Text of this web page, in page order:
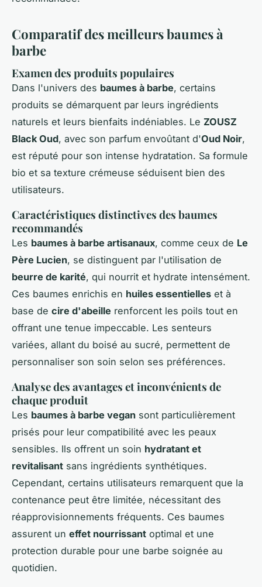
Comparatif des meilleurs baumes à
barbe
Examen des produits populaires
Dans l'univers des baumes à barbe, certains
produits se démarquent par leurs ingrédients
naturels et leurs bienfaits indéniables. Le ZOUSZ
Black Oud, avec son parfum envoûtant d'Oud Noir,
est réputé pour son intense hydratation. Sa formule
bio et sa texture crémeuse séduisent bien des
utilisateurs.
Caractéristiques distinctives des baumes
recommandés
Les baumes à barbe artisanaux, comme ceux de Le
Père Lucien, se distinguent par l'utilisation de
beurre de karité, qui nourrit et hydrate intensément.
Ces baumes enrichis en huiles essentielles et à
base de cire d'abeille renforcent les poils tout en
offrant une tenue impeccable. Les senteurs
variées, allant du boisé au sucré, permettent de
personnaliser son soin selon ses préférences.
Analyse des avantages et inconvénients de
chaque produit
Les baumes à barbe vegan sont particulièrement
prisés pour leur compatibilité avec les peaux
sensibles. Ils offrent un soin hydratant et
revitalisant sans ingrédients synthétiques.
Cependant, certains utilisateurs remarquent que la
contenance peut être limitée, nécessitant des
réapprovisionnements fréquents. Ces baumes
assurent un effet nourrissant optimal et une
protection durable pour une barbe soignée au
quotidien.